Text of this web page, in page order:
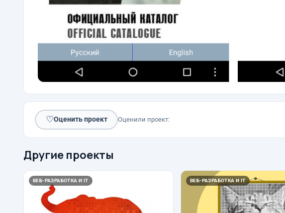
♡Оценить проект Оценили проект:
Другие проекты
ВЕБ-РАЗРАБОТКА И IT ВЕБ-РАЗРАБОТКА И IT